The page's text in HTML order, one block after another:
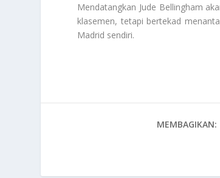
Mendatangkan Jude Bellingham
klasemen, tetapi bertekad
Madrid sendiri.
MEMBAGIKAN: